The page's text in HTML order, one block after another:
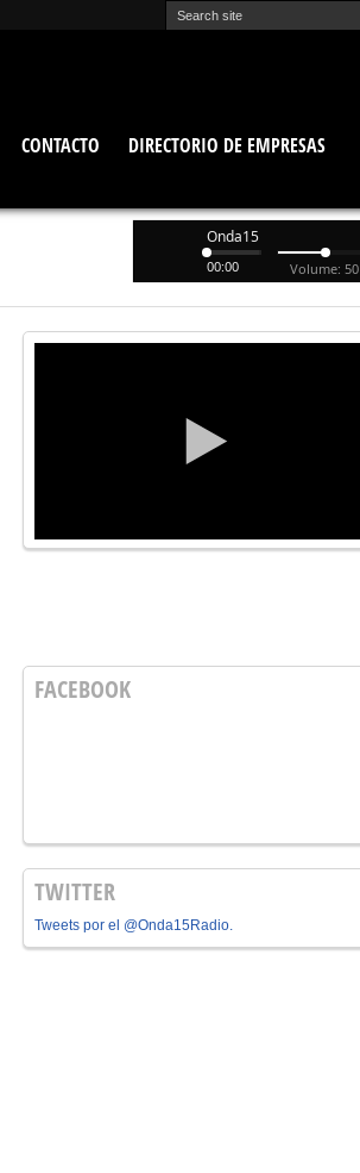
CONTACTO
DIRECTORIO DE EMPRESAS
Onda15
00:00 Volume: 50
FACEBOOK
TWITTER
Tweets por el @Onda15Radio.